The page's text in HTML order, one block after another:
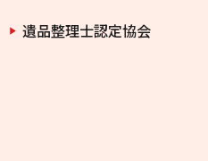
遺品整理士認定協会